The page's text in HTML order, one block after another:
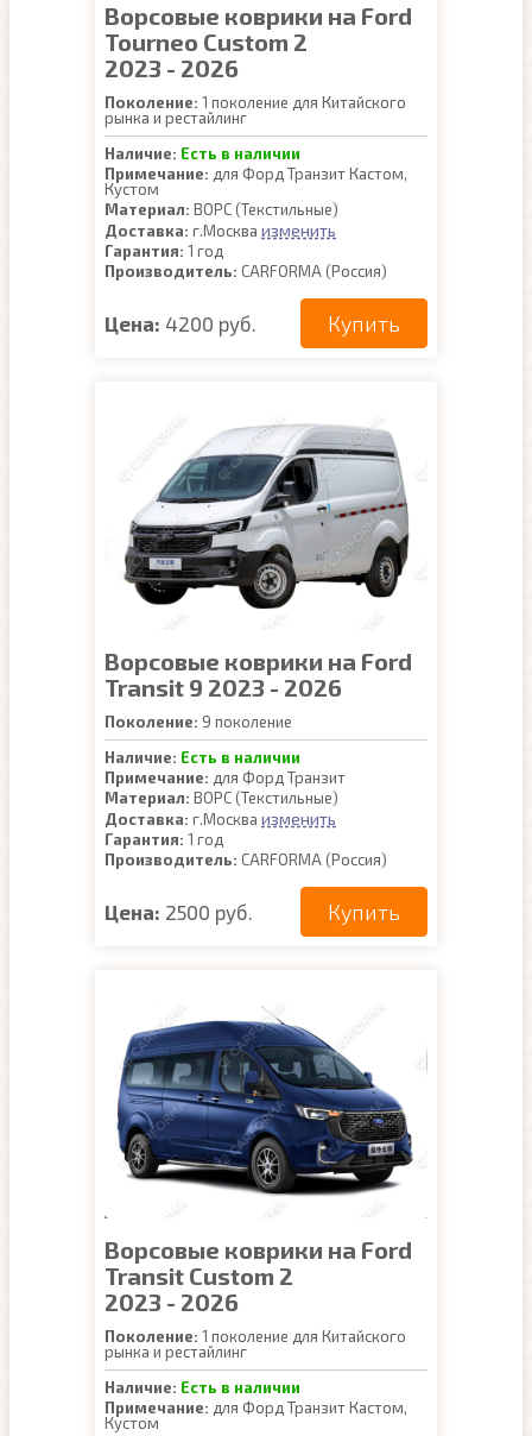
Ворсовые коврики на Ford
Tourneo Custom 2
2023 - 2026
Поколение: 1 поколение для Китайского
рынка и рестайлинг
Наличие: Есть в наличии
Примечание: для Форд Транзит Кастом,
Кустом
Материал: ВОРС (Текстильные)
Доставка: г.Москва изменить
Гарантия: 1 год
Производитель: CARFORMA (Россия)
Цена: 4200 руб. Купить
Ворсовые коврики на Ford
Transit 9 2023 - 2026
Поколение: 9 поколение
Наличие: Есть в наличии
Примечание: для Форд Транзит
Материал: ВОРС (Текстильные)
Доставка: г.Москва изменить
Гарантия: 1 год
Производитель: CARFORMA (Россия)
Цена: 2500 руб. Купить
Ворсовые коврики на Ford
Transit Custom 2
2023 - 2026
Поколение: 1 поколение для Китайского
рынка и рестайлинг
Наличие: Есть в наличии
Примечание: для Форд Транзит Кастом,
Кустом